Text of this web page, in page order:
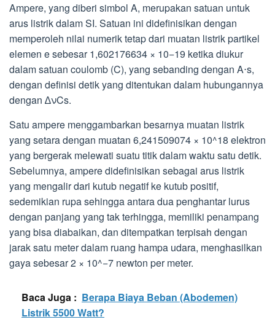
Ampere, yang diberi simbol A, merupakan satuan untuk
arus listrik dalam SI. Satuan ini didefinisikan dengan
memperoleh nilai numerik tetap dari muatan listrik partikel
elemen e sebesar 1,602176634 × 10−19 ketika diukur
dalam satuan coulomb (C), yang sebanding dengan A⋅s,
dengan definisi detik yang ditentukan dalam hubungannya
dengan ∆νCs.
Satu ampere menggambarkan besarnya muatan listrik
yang setara dengan muatan 6,241509074 × 10^18 elektron
yang bergerak melewati suatu titik dalam waktu satu detik.
Sebelumnya, ampere didefinisikan sebagai arus listrik
yang mengalir dari kutub negatif ke kutub positif,
sedemikian rupa sehingga antara dua penghantar lurus
dengan panjang yang tak terhingga, memiliki penampang
yang bisa diabaikan, dan ditempatkan terpisah dengan
jarak satu meter dalam ruang hampa udara, menghasilkan
gaya sebesar 2 × 10^−7 newton per meter.
Baca Juga : Berapa Biaya Beban (Abodemen)
Listrik 5500 Watt?